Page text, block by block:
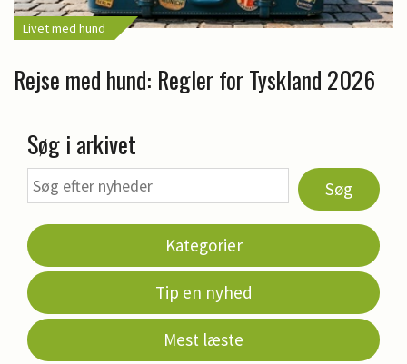
Livet med hund
Rejse med hund: Regler for Tyskland 2026
Søg i arkivet
Søg
Kategorier
Tip en nyhed
Mest læste